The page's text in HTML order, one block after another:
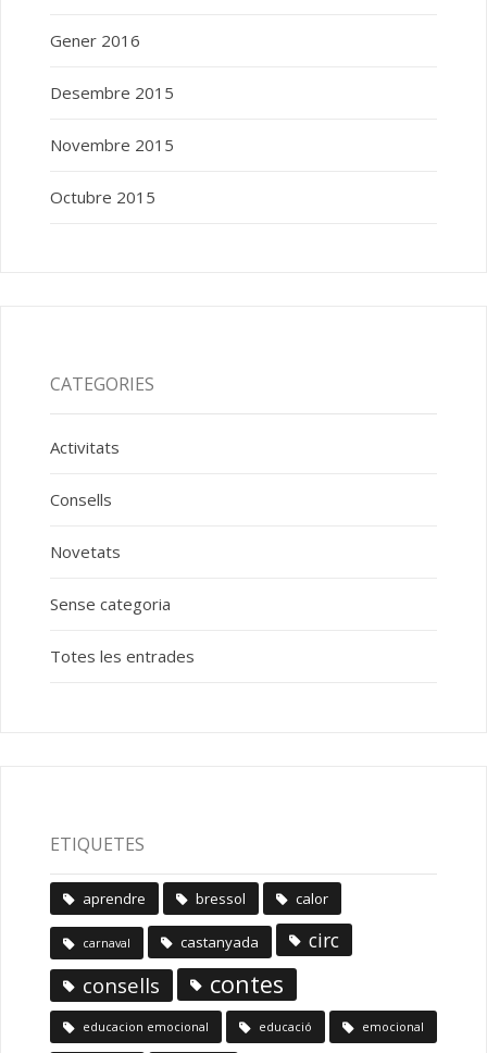
Gener 2016
Desembre 2015
Novembre 2015
Octubre 2015
CATEGORIES
Activitats
Consells
Novetats
Sense categoria
Totes les entrades
ETIQUETES
aprendre bressol calor
carnaval castanyada circ
consells contes
educacion emocional educació emocional